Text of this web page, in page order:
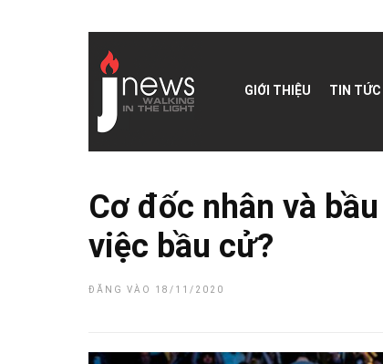
GIỚI THIỆU TIN TỨC
Cơ đốc nhân và
việc bầu cử?
ĐĂNG VÀO 18/11/2020